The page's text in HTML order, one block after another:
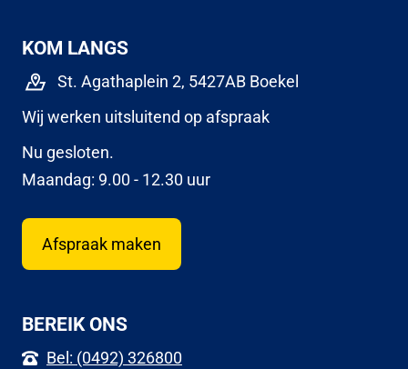
KOM LANGS
St. Agathaplein 2, 5427AB Boekel
Wij werken uitsluitend op afspraak
Nu gesloten.
Maandag: 9.00 - 12.30 uur
Afspraak maken
BEREIK ONS
Bel: (0492) 326800